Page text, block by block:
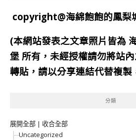
copyright@海綿飽飽的鳳梨
(本網站發表之文章照片皆為
堡 所有，未經授權請勿將站
轉貼，請以分享連結代替複製
分類
展開全部 | 收合全部
Uncategorized